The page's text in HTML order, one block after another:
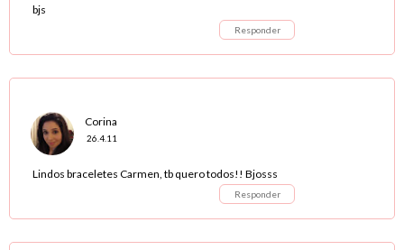
bjs
Responder
Corina
26.4.11
Lindos braceletes Carmen, tb quero todos!! Bjosss
Responder